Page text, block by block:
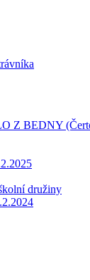
Z BEDNY
družiny